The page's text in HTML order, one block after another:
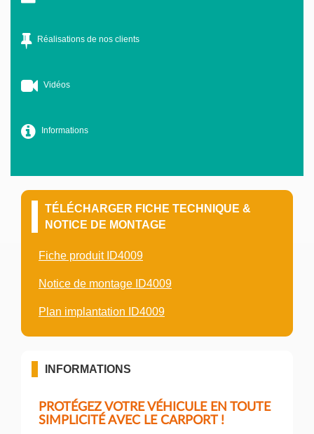
Réalisations de nos clients
Vidéos
Informations
TÉLÉCHARGER FICHE TECHNIQUE &
NOTICE DE MONTAGE
Fiche produit ID4009
Notice de montage ID4009
Plan implantation ID4009
INFORMATIONS
PROTÉGEZ VOTRE VÉHICULE EN TOUTE
SIMPLICITÉ AVEC LE CARPORT !